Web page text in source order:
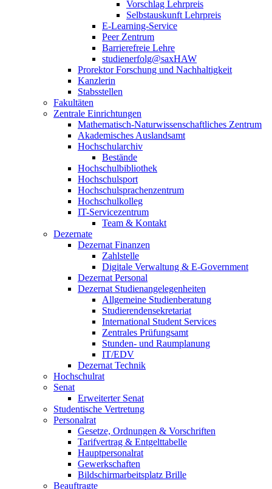
Vorschlag Lehrpreis
Selbstauskunft Lehrpreis
E-Learning-Service
Peer Zentrum
Barrierefreie Lehre
studienerfolg@saxHAW
Prorektor Forschung und Nachhaltigkeit
Kanzlerin
Stabsstellen
Fakultäten
Zentrale Einrichtungen
Mathematisch-Naturwissenschaftliches Zentrum
Akademisches Auslandsamt
Hochschularchiv
Bestände
Hochschulbibliothek
Hochschulsport
Hochschulsprachenzentrum
Hochschulkolleg
IT-Servicezentrum
Team & Kontakt
Dezernate
Dezernat Finanzen
Zahlstelle
Digitale Verwaltung & E-Government
Dezernat Personal
Dezernat Studienangelegenheiten
Allgemeine Studienberatung
Studierendensekretariat
International Student Services
Zentrales Prüfungsamt
Stunden- und Raumplanung
IT/EDV
Dezernat Technik
Hochschulrat
Senat
Erweiterter Senat
Studentische Vertretung
Personalrat
Gesetze, Ordnungen & Vorschriften
Tarifvertrag & Entgelttabelle
Hauptpersonalrat
Gewerkschaften
Bildschirmarbeitsplatz Brille
Beauftragte